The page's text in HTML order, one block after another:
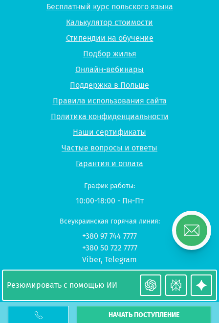
НАЧАТЬ ПОСТУПЛЕНИЕ
Бесплатный курс польского языка
Калькулятор стоимости
Стипендии на обучение
Подбор жилья
Онлайн-вебинары
Поддержка в Польше
Правила использования сайта
Политика конфиденциальности
Наши сертификаты
Частые вопросы и ответы
Гарантия и оплата
© 2026 UP-STUDY «Учеба в Польше»
График работы:
10:00-18:00 - Пн-Пт
Всеукраинская горячая линия:
+380 97 744 7777
+380 50 722 7777
Viber, Telegram
Резюмировать с помощью ИИ